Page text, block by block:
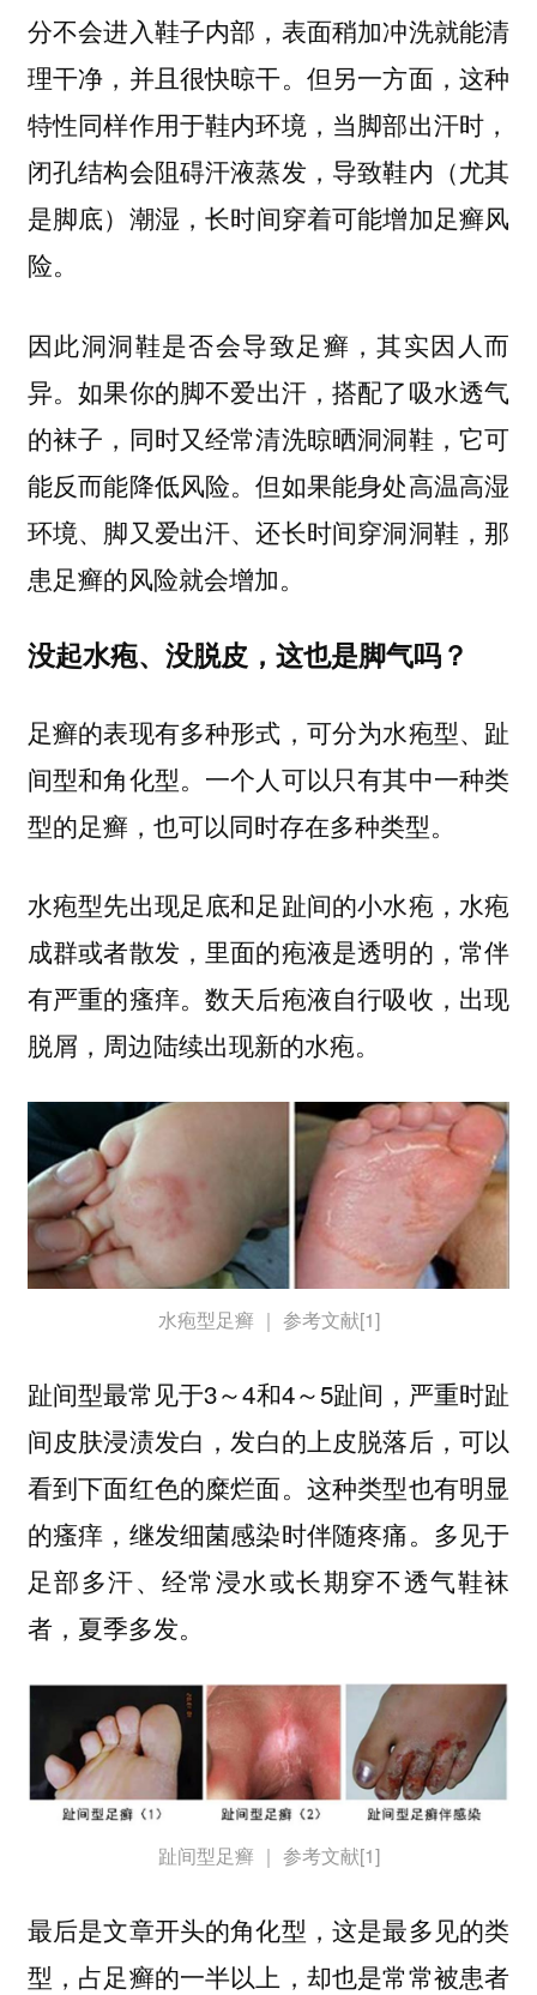
分不会进入鞋子内部，表面稍加冲洗就能清
理干净，并且很快晾干。但另一方面，这种
特性同样作用于鞋内环境， 当脚部出汗时，
闭孔结构会阻碍汗液蒸发，导致鞋内（尤其
是脚底）潮湿 ，长时间穿着可能增加足癣风
险。
因此洞洞鞋是否会导致足癣，其实因人而
异。如果你的脚不爱出汗，搭配了吸水透气
的袜子，同时又经常清洗晾晒洞洞鞋，它可
能反而能降低风险。但如果能身处高温高湿
环境、脚又爱出汗、还长时间穿洞洞鞋，那
患足癣的风险就会增加。
没起水疱、没脱皮，这也是脚气吗？
足癣的表现有多种形式，可分为水疱型、趾
间型和角化型。一个人可以只有其中一种类
型的足癣，也可以同时存在多种类型。
水疱型先出现足底和足趾间的小水疱 ，水疱
成群或者散发，里面的疱液是透明的，常伴
有严重的瘙痒。数天后疱液自行吸收，出现
脱屑，周边陆续出现新的水疱。
水疱型足癣 ｜ 参考文献[1]
趾间型最常见于3～4和4～5趾间，严重时趾
间皮肤浸渍发白， 发白的上皮脱落后，可以
看到下面红色的糜烂面。这种类型也有明显
的瘙痒，继发细菌感染时伴随疼痛。多见于
足部多汗、经常浸水或长期穿不透气鞋袜
者，夏季多发。
趾间型足癣 ｜ 参考文献[1]
最后是文章开头的角化型，这是最多见的类
型，占足癣的一半以上，却也是常常被患者